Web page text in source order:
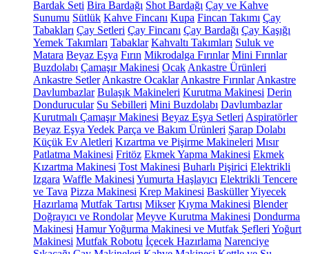
Bardak Seti Bira Bardağı Shot Bardağı Çay ve Kahve
Sunumu Sütlük Kahve Fincanı Kupa Fincan Takımı Çay
Tabakları Çay Setleri Çay Fincanı Çay Bardağı Çay Kaşığı
Yemek Takımları Tabaklar Kahvaltı Takımları Suluk ve
Matara Beyaz Eşya Fırın Mikrodalga Fırınlar Mini Fırınlar
Buzdolabı Çamaşır Makinesi Ocak Ankastre Ürünleri
Ankastre Setler Ankastre Ocaklar Ankastre Fırınlar Ankastre
Davlumbazlar Bulaşık Makineleri Kurutma Makinesi Derin
Dondurucular Su Sebilleri Mini Buzdolabı Davlumbazlar
Kurutmalı Çamaşır Makinesi Beyaz Eşya Setleri Aspiratörler
Beyaz Eşya Yedek Parça ve Bakım Ürünleri Şarap Dolabı
Küçük Ev Aletleri Kızartma ve Pişirme Makineleri Mısır
Patlatma Makinesi Fritöz Ekmek Yapma Makinesi Ekmek
Kızartma Makinesi Tost Makinesi Buharlı Pişirici Elektrikli
Izgara Waffle Makinesi Yumurta Haşlayıcı Elektrikli Tencere
ve Tava Pizza Makinesi Krep Makinesi BasküllerYiyecek
Hazırlama Mutfak Tartısı Mikser Kıyma Makinesi Blender
Doğrayıcı ve Rondolar Meyve Kurutma Makinesi Dondurma
Makinesi Hamur Yoğurma Makinesi ve Mutfak Şefleri Yoğurt
Makinesi Mutfak Robotu İçecek Hazırlama Narenciye